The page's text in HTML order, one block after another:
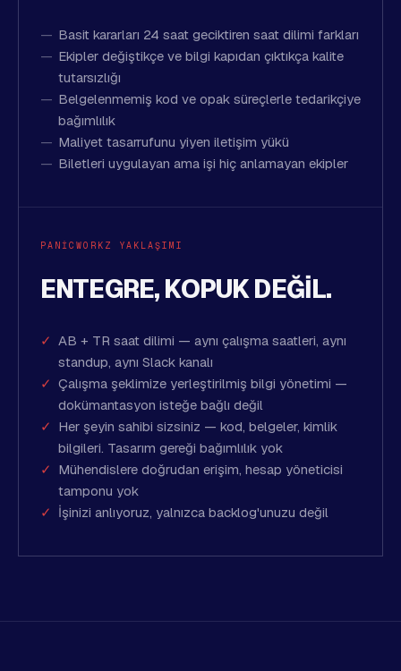
Basit kararları 24 saat geciktiren saat dilimi farkları
Ekipler değiştikçe ve bilgi kapıdan çıktıkça kalite
tutarsızlığı
Belgelenmemiş kod ve opak süreçlerle tedarikçiye
bağımlılık
Maliyet tasarrufunu yiyen iletişim yükü
Biletleri uygulayan ama işi hiç anlamayan ekipler
PANICWORKZ YAKLAŞIMI
ENTEGRE, KOPUK DEĞIL.
AB + TR saat dilimi — aynı çalışma saatleri, aynı
standup, aynı Slack kanalı
Çalışma şeklimize yerleştirilmiş bilgi yönetimi —
dokümantasyon isteğe bağlı değil
Her şeyin sahibi sizsiniz — kod, belgeler, kimlik
bilgileri. Tasarım gereği bağımlılık yok
Mühendislere doğrudan erişim, hesap yöneticisi
tamponu yok
İşinizi anlıyoruz, yalnızca backlog'unuzu değil